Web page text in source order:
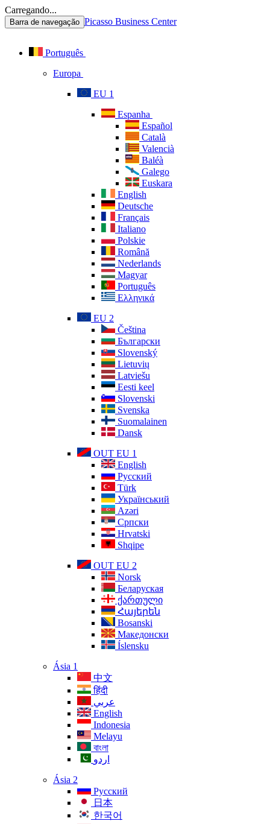
Carregando...
Barra de navegação Picasso Business Center
Português
Europa
EU 1
Espanha
Español
Català
Valencià
Baléà
Galego
Euskara
English
Deutsche
Français
Italiano
Polskie
Română
Nederlands
Magyar
Português
Ελληνικά
EU 2
Čeština
Български
Slovenský
Lietuvių
Latviešu
Eesti keel
Slovenski
Svenska
Suomalainen
Dansk
OUT EU 1
English
Русский
Türk
Український
Azəri
Српски
Hrvatski
Shqipe
OUT EU 2
Norsk
Беларуская
ქართული
Հայերեն
Bosanski
Македонски
Íslensku
Ásia 1
中文
हिंदी
عربي
English
Indonesia
Melayu
বাংলা
اردو
Ásia 2
Русский
日本
한국어